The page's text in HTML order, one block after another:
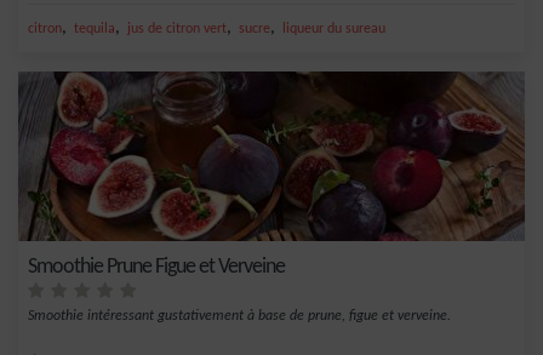
citron, tequila, jus de citron vert, sucre, liqueur du sureau
Smoothie Prune Figue et Verveine
Smoothie intéressant gustativement à base de prune, figue et verveine.